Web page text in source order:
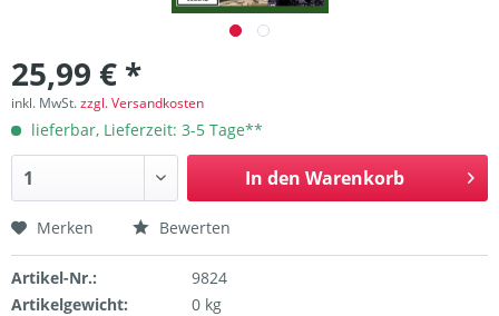
25,99 € *
inkl. MwSt.zzgl. Versandkosten
lieferbar, Lieferzeit: 3-5 Tage**
In den Warenkorb
Merken Bewerten
Artikel-Nr.:
9824
Artikelgewicht:
0 kg